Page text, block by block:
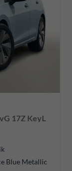
17Z KeyL
Blue Metallic